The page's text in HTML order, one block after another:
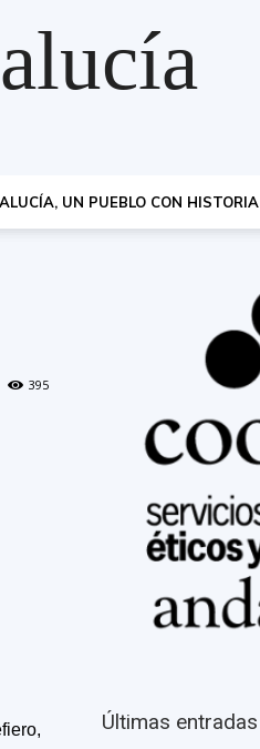
UN PUEBLO CON HISTORIA
395
Últimas entradas